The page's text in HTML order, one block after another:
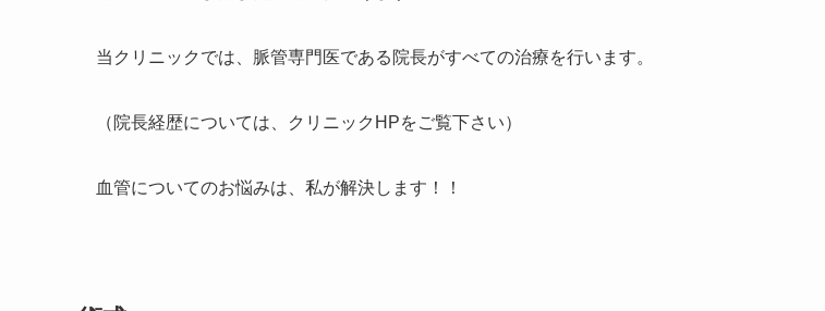
当クリニックでは、脈管専門医である院長がすべての治療を行います。
（院長経歴については、クリニックHPをご覧下さい）
血管についてのお悩みは、私が解決します！！